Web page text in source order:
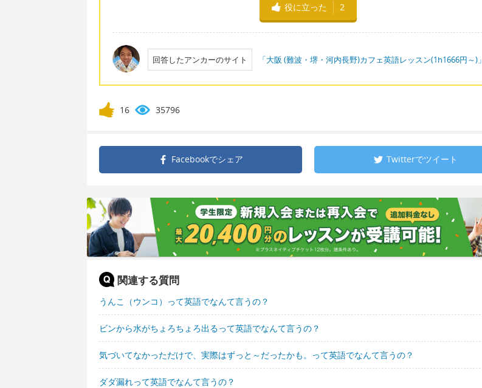
役に立った 2
回答したアンカーのサイト 「大阪 (難波・堺・河内長野)カフェ英語レッスン(1h1666円～)」
16 35796
Facebookでシェア Twitterでツイート
関連する質問
うんこ（ウンコ）って英語でなんて言うの？
ビンから水がちょろちょろ出るって英語でなんて言うの？
気づいてなかっただけで、実際はずっと～だったかも。って英語でなんて言うの？
ダダ漏れって英語でなんて言うの？